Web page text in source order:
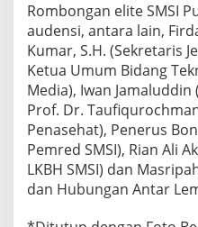
Rombongan elite SMSI
audensi, antara lain,
Kumar, S.H. (Sekretaris
Ketua Umum Bidang
Media), Iwan
Prof. Dr.
Penasehat), Penerus
Pemred SMSI), Rian Ali
LKBH SMSI) dan
dan Hubungan Antar